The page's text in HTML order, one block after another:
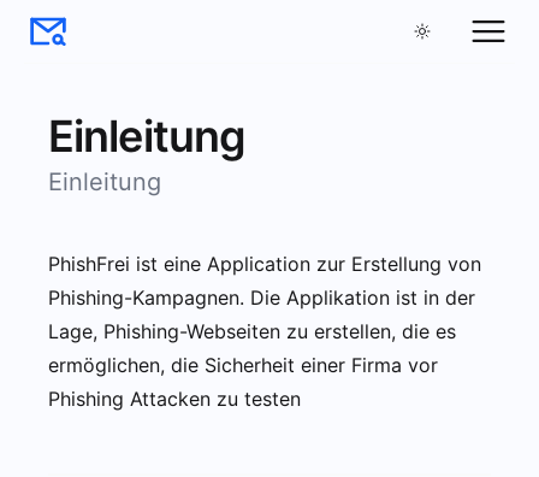
Einleitung
Einleitung
PhishFrei ist eine Application zur Erstellung von
Phishing-Kampagnen. Die Applikation ist in der
Lage, Phishing-Webseiten zu erstellen, die es
ermöglichen, die Sicherheit einer Firma vor
Phishing Attacken zu testen